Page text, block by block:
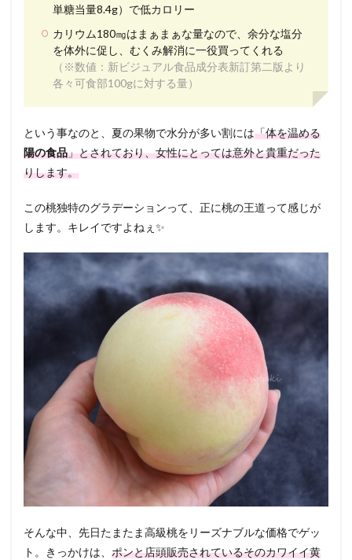
単糖当量8.4g）で低カロリー
カリウム180㎎はまぁまぁな量なので、余分な塩分
を体外に促し、むくみ解消に一役買ってくれる
（※数値：新ビジュアル食品成分表新訂第二版より
各々可食部100gに対する量）
という事なのと、夏の果物で水分が多い割には「体を温める
陽の食品」とされており、女性にとっては意外と貴重だった
りします。
この桃独特のグラデーションって、正に桃の王道って感じが
します。キレイですよねぇ✨
そんな中、先日たまたま高級桃をリーズナブルな価格でゲッ
ト。きっかけは、 ポンと店頭販売されているそのカワイイ黄